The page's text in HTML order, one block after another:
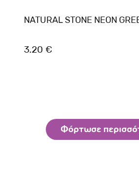
NATURAL STONE NEON
3.20 €
Φόρτωσε